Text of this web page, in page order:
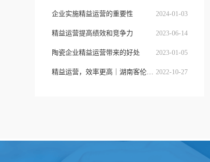
企业实施精益运营的重要性 2024-01-03
精益运营提高绩效和竞争力 2023-06-14
陶瓷企业精益运营带来的好处 2023-01-05
精益运营，效率更高｜湖南客伦精益管理 2022-10-27